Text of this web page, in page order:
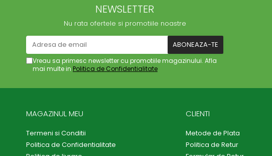
NEWSLETTER
Nu rata ofertele si promotiile noastre
Vreau sa primesc newsletter cu promotiile magazinului. Afla
mai multe in Politica de Confidentialitate
MAGAZINUL MEU
Termeni si Conditii
Politica de Confidentialitate
CLIENTI
Metode de Plata
Politica de Retur